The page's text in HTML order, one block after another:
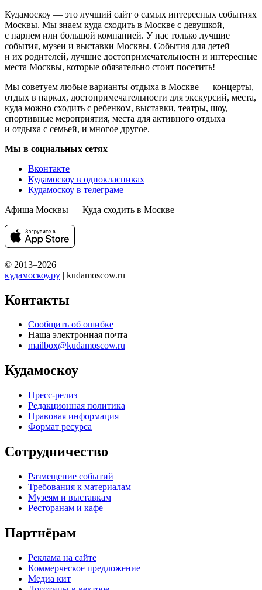
Кудамоскоу — это лучший сайт о самых интересных событиях
Москвы. Мы знаем куда сходить в Москве с девушкой,
с парнем или большой компанией. У нас только лучшие
события, музеи и выставки Москвы. События для детей
и их родителей, лучшие достопримечательности и интересные
места Москвы, которые обязательно стоит посетить!
Мы советуем любые варианты отдыха в Москве — концерты,
отдых в парках, достопримечательности для экскурсий, места,
куда можно сходить с ребенком, выставки, театры, шоу,
спортивные мероприятия, места для активного отдыха
и отдыха с семьей, и многое другое.
Мы в социальных сетях
Вконтакте
Кудамоскоу в однокласниках
Кудамоскоу в телеграме
Афиша Москвы — Куда сходить в Москве
© 2013–2026
кудамоскоу.ру | kudamoscow.ru
Контакты
Сообщить об ошибке
Наша электронная почта
mailbox@kudamoscow.ru
Кудамоскоу
Пресс-релиз
Редакционная политика
Правовая информация
Формат ресурса
Сотрудничество
Размещение событий
Требования к материалам
Музеям и выставкам
Ресторанам и кафе
Партнёрам
Реклама на сайте
Коммерческое предложение
Медиа кит